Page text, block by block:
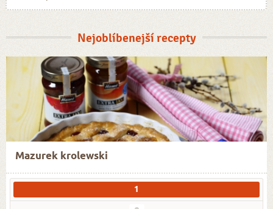
Nejoblíbenejší recepty
Mazurek krolewski
1